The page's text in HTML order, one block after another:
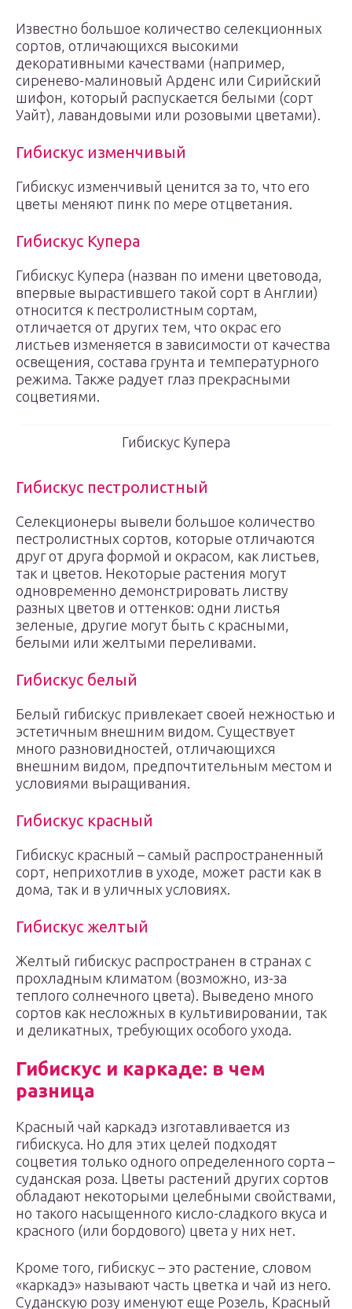
Известно большое количество селекционных
сортов, отличающихся высокими
декоративными качествами (например,
сиренево-малиновый Арденс или Сирийский
шифон, который распускается белыми (сорт
Уайт), лавандовыми или розовыми цветами).
Гибискус изменчивый
Гибискус изменчивый ценится за то, что его
цветы меняют пинк по мере отцветания.
Гибискус Купера
Гибискус Купера (назван по имени цветовода,
впервые вырастившего такой сорт в Англии)
относится к пестролистным сортам,
отличается от других тем, что окрас его
листьев изменяется в зависимости от качества
освещения, состава грунта и температурного
режима. Также радует глаз прекрасными
соцветиями.
Гибискус Купера
Гибискус пестролистный
Селекционеры вывели большое количество
пестролистных сортов, которые отличаются
друг от друга формой и окрасом, как листьев,
так и цветов. Некоторые растения могут
одновременно демонстрировать листву
разных цветов и оттенков: одни листья
зеленые, другие могут быть с красными,
белыми или желтыми переливами.
Гибискус белый
Белый гибискус привлекает своей нежностью и
эстетичным внешним видом. Существует
много разновидностей, отличающихся
внешним видом, предпочтительным местом и
условиями выращивания.
Гибискус красный
Гибискус красный – самый распространенный
сорт, неприхотлив в уходе, может расти как в
дома, так и в уличных условиях.
Гибискус желтый
Желтый гибискус распространен в странах с
прохладным климатом (возможно, из-за
теплого солнечного цвета). Выведено много
сортов как несложных в культивировании, так
и деликатных, требующих особого ухода.
Гибискус и каркаде: в чем
разница
Красный чай каркадэ изготавливается из
гибискуса. Но для этих целей подходят
соцветия только одного определенного сорта –
суданская роза. Цветы растений других сортов
обладают некоторыми целебными свойствами,
но такого насыщенного кисло-сладкого вкуса и
красного (или бордового) цвета у них нет.
Кроме того, гибискус – это растение, словом
«каркадэ» называют часть цветка и чай из него.
Суданскую розу именуют еще Розель, Красный